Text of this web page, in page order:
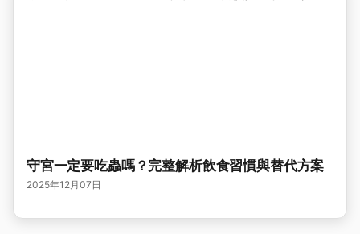
守宮一定要吃蟲嗎？完整解析飲食習慣與替代方案
2025年12月07日